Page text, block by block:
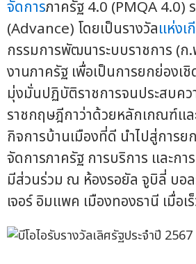
จัดการภาครัฐ 4.0 (PMQA 4.0)
(Advance) โดยเป็นรางวัลแห่งเ
กรรมการพัฒนาระบบราชการ (ก
งานภาครัฐ เพื่อเป็นการยกย่องเ
มุ่งมั่นปฏิบัติราชการจนประสบคว
ราชกฤษฎีกาว่าด้วยหลักเกณฑ์แล
กิจการบ้านเมืองที่ดี นำไปสู่การย
จัดการภาครัฐ การบริการ และกา
มีส่วนร่วม ณ ห้องรอยัล จูบิลี่ บอล
เจอร์ อิมแพค เมืองทองธานี เมื่อเ